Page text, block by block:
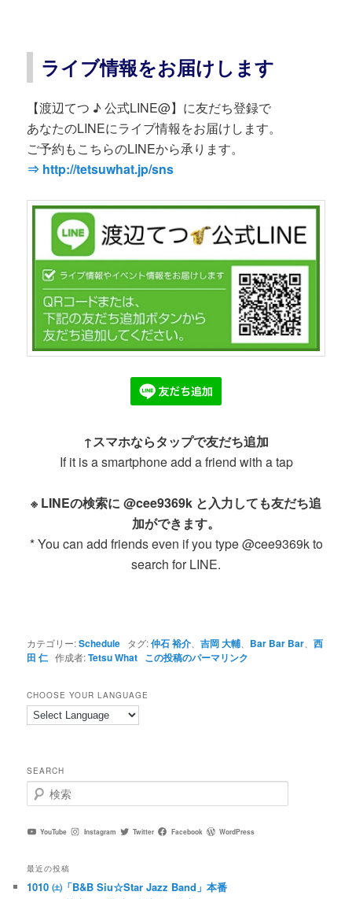
ライブ情報をお届けします
【渡辺てつ ♪ 公式LINE@】に友だち登録で
あなたのLINEにライブ情報をお届けします。
ご予約もこちらのLINEから承ります。
⇒ http://tetsuwhat.jp/sns
↑スマホならタップで友だち追加
If it is a smartphone add a friend with a tap
※ LINEの検索に @cee9369k と入力しても友だち追
加ができます。
* You can add friends even if you type @cee9369k to
search for LINE.
カテゴリー:Schedule タグ:仲石 裕介 、吉岡 大輔 Bar Bar Bar 、西
田 仁 作成者:Tetsu What この投稿のパーマリンク
CHOOSE YOUR LANGUAGE
SEARCH
検
索
YouTube Instagram Twitter Facebook WordPress
最近の投稿
1010 ㈯「B&B Siu☆Star Jazz Band」本番